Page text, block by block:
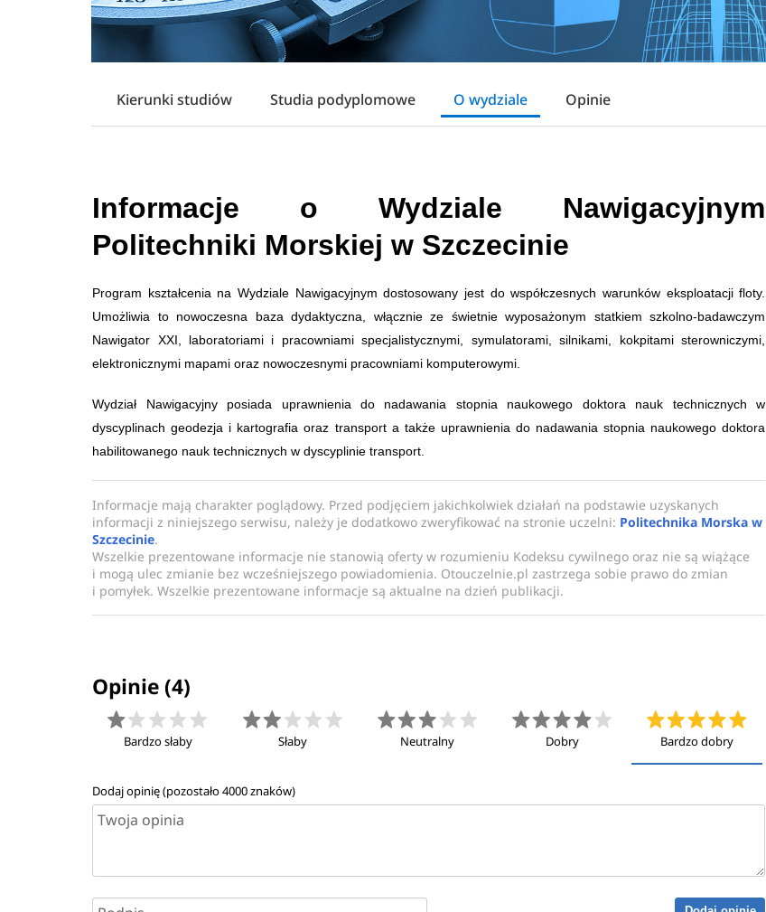
Kierunki studiów Studia podyplomowe O wydziale Opinie
Informacje o Wydziale Nawigacyjnym
Politechniki Morskiej w Szczecinie
Program kształcenia na Wydziale Nawigacyjnym dostosowany jest do współczesnych warunków eksploatacji floty.
Umożliwia to nowoczesna baza dydaktyczna, włącznie ze świetnie wyposażonym statkiem szkolno-badawczym
Nawigator XXI, laboratoriami i pracowniami specjalistycznymi, symulatorami, silnikami, kokpitami sterowniczymi,
elektronicznymi mapami oraz nowoczesnymi pracowniami komputerowymi.
Wydział Nawigacyjny posiada uprawnienia do nadawania stopnia naukowego doktora nauk technicznych w
dyscyplinach geodezja i kartografia oraz transport a także uprawnienia do nadawania stopnia naukowego doktora
habilitowanego nauk technicznych w dyscyplinie transport.
Informacje mają charakter poglądowy. Przed podjęciem jakichkolwiek działań na podstawie uzyskanych
informacji z niniejszego serwisu, należy je dodatkowo zweryfikować na stronie uczelni: Politechnika Morska w
Szczecinie.
Wszelkie prezentowane informacje nie stanowią oferty w rozumieniu Kodeksu cywilnego oraz nie są wiążące
i mogą ulec zmianie bez wcześniejszego powiadomienia. Otouczelnie.pl zastrzega sobie prawo do zmian
i pomyłek. Wszelkie prezentowane informacje są aktualne na dzień publikacji.
Opinie (4)
Bardzo słaby Słaby Neutralny Dobry Bardzo dobry
Dodaj opinię (pozostało4000znaków)